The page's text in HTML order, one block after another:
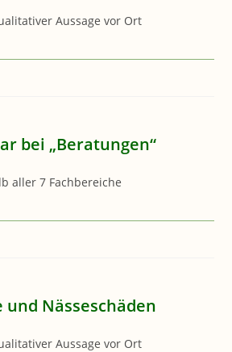
Aussage vor Ort
bei „Beratungen“
aller 7 Fachbereiche
und Nässeschäden
Aussage vor Ort